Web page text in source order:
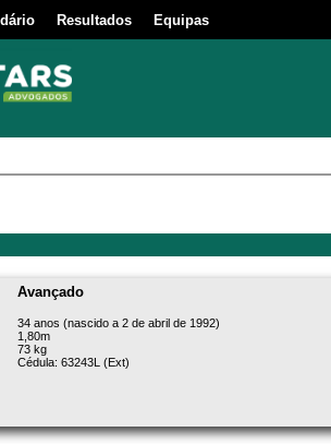
Resultados Equipas
Avançado
34 anos (nascido a 2 de abril de 1992)
1,80m
73 kg
Cédula: 63243L (Ext)